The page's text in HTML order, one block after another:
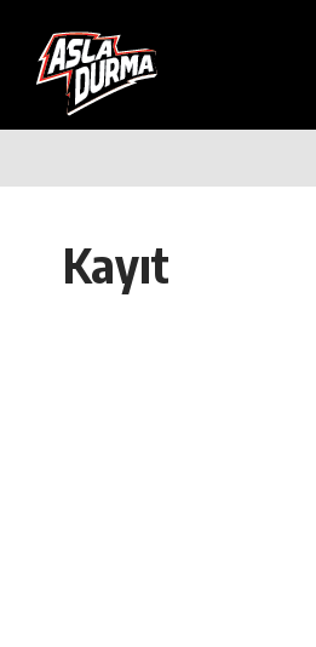
Kayıt